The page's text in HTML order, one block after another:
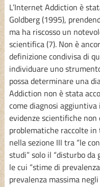
L’Internet Addiction è
Goldberg (1995),
ma ha riscosso un
scientifica (7). Non è
definizione condivisa di
individuare uno
possa determinare una
Addiction non è stata
come diagnosi
evidenze scientifiche
problematiche raccolte
nella sezione III tra “le
studi” solo il “disturbo
le cui “stime di
prevalenza massima